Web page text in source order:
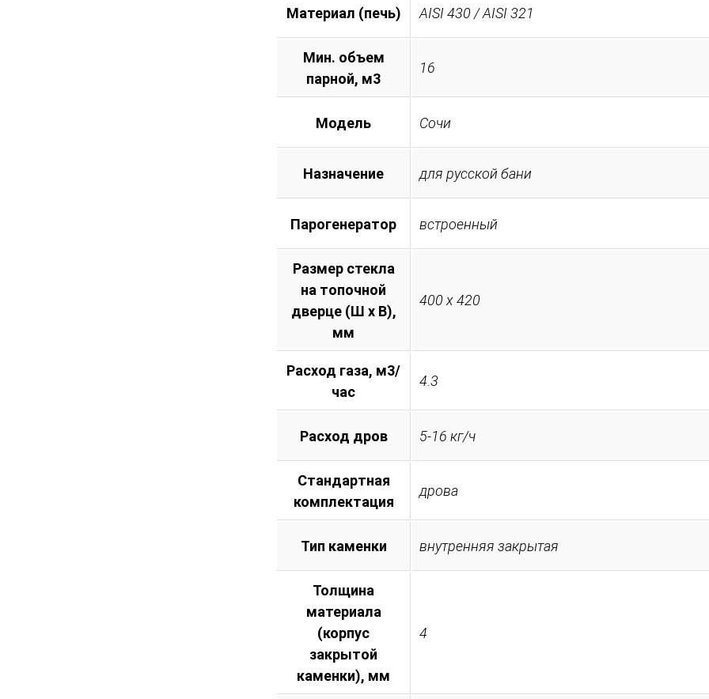
Материал (печь) AISI 430 / AISI 321
Мин. объем
парной, м3
16
Модель Сочи
Назначение для русской бани
Парогенератор встроенный
Размер стекла
на топочной
дверце (Ш х В),
мм
400 х 420
Расход газа, м3/
час
4.3
Расход дров 5-16 кг/ч
Стандартная
комплектация
дрова
Тип каменки внутренняя закрытая
Толщина
материала
(корпус
закрытой
каменки), мм
4